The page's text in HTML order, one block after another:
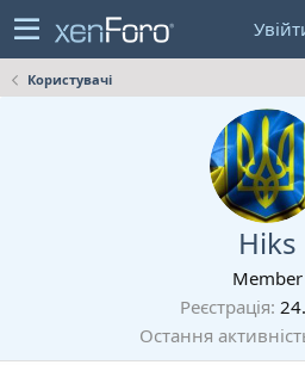
Користувачі
Hiks
Member
Реєстрація
Остання